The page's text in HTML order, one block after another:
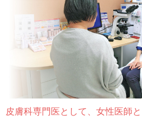
皮膚科専門医として、女性医師